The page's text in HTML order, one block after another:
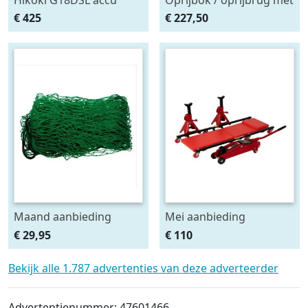
haakse slijper (2x5Ah +
HSCII)
€ 425
ingebouwde krik. set
2stuks
€ 227,50
Maand aanbieding
Afdeknet 4x2 mtr maas
4.5 x 4.5 cm
€ 29,95
Mei aanbieding
Monteursligkar+2 tons
krik + 2 assteunen
€ 110
Bekijk alle 1.787 advertenties van deze adverteerder